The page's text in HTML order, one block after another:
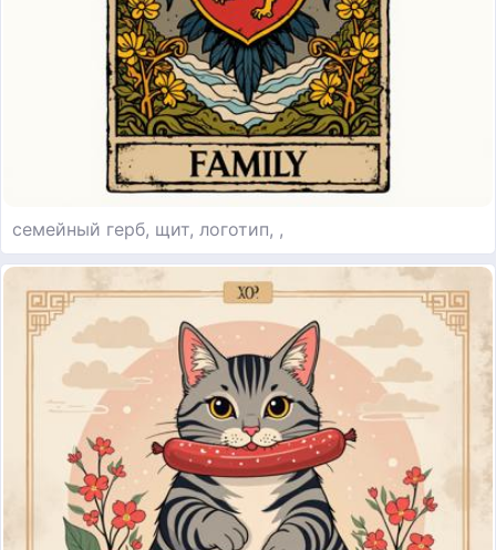
семейный герб, щит, логотип, ,